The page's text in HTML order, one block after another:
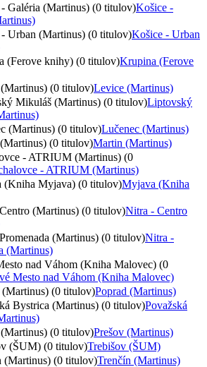
Galéria (Martinus) (0 titulov)Košice -
Urban (Martinus) (0 titulov)Košice - Urban
(Ferove knihy) (0 titulov)Krupina (Ferove
(0 titulov)Levice (Martinus)
Mikuláš (Martinus) (0 titulov)Liptovský
(Martinus) (0 titulov)Lučenec (Martinus)
(0 titulov)Martin (Martinus)
- ATRIUM (Martinus) (0
- ATRIUM (Martinus)
(Kniha Myjava) (0 titulov)Myjava (Kniha
(Martinus) (0 titulov)Nitra - Centro
(Martinus) (0 titulov)Nitra -
(Martinus)
nad Váhom (Kniha Malovec) (0
Mesto nad Váhom (Kniha Malovec)
(Martinus) (0 titulov)Poprad (Martinus)
Bystrica (Martinus) (0 titulov)Považská
(0 titulov)Prešov (Martinus)
(ŠUM) (0 titulov)Trebišov (ŠUM)
(Martinus) (0 titulov)Trenčín (Martinus)